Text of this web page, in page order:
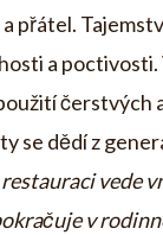
přátel.
a poctivosti.
čerstvých
se dědí z
vede
v